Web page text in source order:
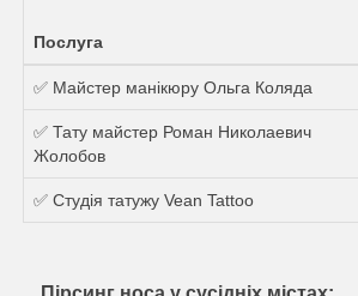
Послуга
✅ Майстер манікюру Ольга Коляда
✅ Тату майстер Роман Николаевич
Жолобов
✅ Студія татужу Vean Tattoo